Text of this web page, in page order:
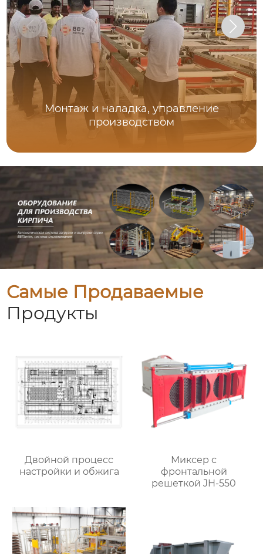
Монтаж и наладка, управление
производством
Самые Продаваемые
Продукты
Двойной процесс
настройки и обжига
Миксер с
фронтальной
решеткой JH-550